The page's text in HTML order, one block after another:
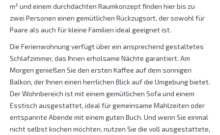
m² und einem durchdachten Raumkonzept finden hier bis zu
zwei Personen einen gemütlichen Rückzugsort, der sowohl für
Paare als auch für kleine Familien ideal geeignet ist.
Die Ferienwohnung verfügt über ein ansprechend gestaltetes
Schlafzimmer, das Ihnen erholsame Nächte garantiert. Am
Morgen genießen Sie den ersten Kaffee auf dem sonnigen
Balkon, der Ihnen einen herrlichen Blick auf die Umgebung bietet.
Der Wohnbereich ist mit einem gemütlichen Sofa und einem
Esstisch ausgestattet, ideal für gemeinsame Mahlzeiten oder
entspannte Abende mit einem guten Buch. Und wenn Sie einmal
nicht selbst kochen möchten, nutzen Sie die voll ausgestattete,